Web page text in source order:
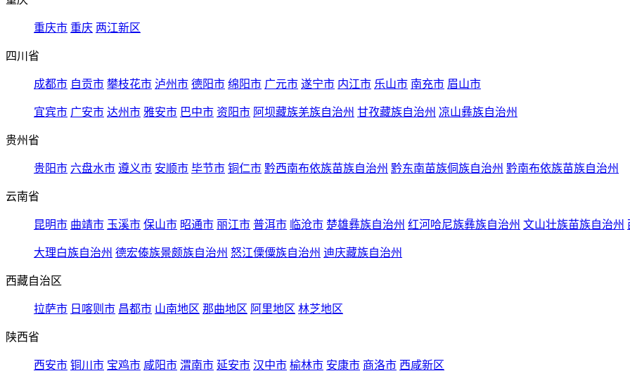
重庆市 重庆 两江新区
四川省
成都市 自贡市 攀枝花市 泸州市 德阳市 绵阳市 广元市 遂宁市 内江市 乐山市 南充市 眉山市
宜宾市 广安市 达州市 雅安市 巴中市 资阳市 阿坝藏族羌族自治州 甘孜藏族自治州 凉山彝族自治州
贵州省
贵阳市 六盘水市 遵义市 安顺市 毕节市 铜仁市 黔西南布依族苗族自治州 黔东南苗族侗族自治州 黔南布依族苗族自治州
云南省
昆明市 曲靖市 玉溪市 保山市 昭通市 丽江市 普洱市 临沧市 楚雄彝族自治州 红河哈尼族彝族自治州 文山壮族苗族自治州
大理白族自治州 德宏傣族景颇族自治州 怒江傈僳族自治州 迪庆藏族自治州
西藏自治区
拉萨市 日喀则市 昌都市 山南地区 那曲地区 阿里地区 林芝地区
陕西省
西安市 铜川市 宝鸡市 咸阳市 渭南市 延安市 汉中市 榆林市 安康市 商洛市 西咸新区